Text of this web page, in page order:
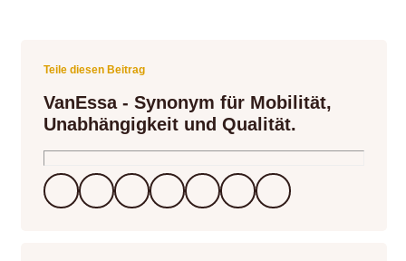
Teile diesen Beitrag
VanEssa - Synonym für Mobilität,
Unabhängigkeit und Qualität.